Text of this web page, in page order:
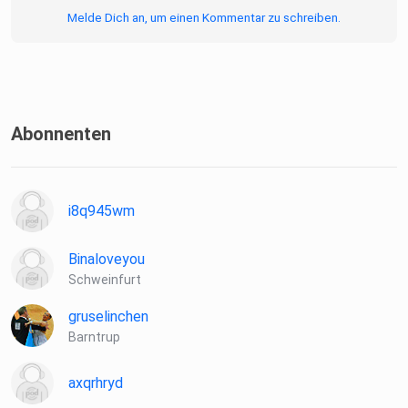
Melde Dich an, um einen Kommentar zu schreiben.
Abonnenten
i8q945wm
Binaloveyou
Schweinfurt
gruselinchen
Barntrup
axqrhryd